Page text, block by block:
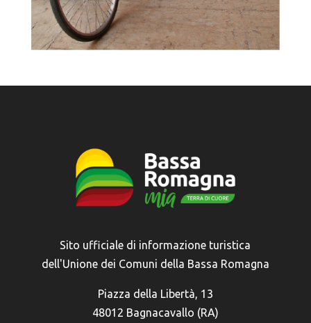
Sito ufficiale di informazione turistica
dell'Unione dei Comuni della Bassa Romagna
Piazza della Libertà, 13
48012 Bagnacavallo (RA)